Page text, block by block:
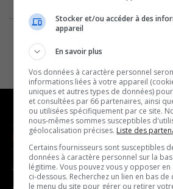
NOUVELLES
- Affaires municipales
- Communauté / Social
-
- Joué
Stocker et/ou accéder à des
appareil
En savoir plus
Vos données à caractère personnel
informations liées à votre appareil
uniques et autres types de données)
et consultées par 66 partenaires, ainsi
ou utilisées spécifiquement par ce site.
nous-mêmes sommes susceptibles
géolocalisation précises. Liste des
Certains fournisseurs sont susceptibles
données à caractère personnel sur la
légitime. Vous pouvez vous y opposer
ci-dessous. Recherchez un lien en bas
le menu du site pour gérer ou retirer